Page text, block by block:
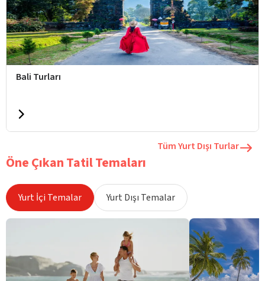
Bali Turları
Tüm Yurt Dışı Turlar
Öne Çıkan Tatil Temaları
Yurt İçi Temalar Yurt Dışı Temalar